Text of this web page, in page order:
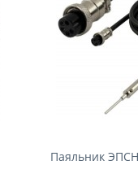
Паяльник